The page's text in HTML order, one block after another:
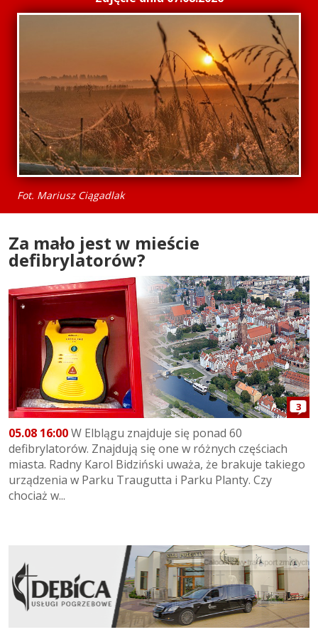
Fot. Mariusz Ciągadlak
Za mało jest w mieście
defibrylatorów?
3
05.08 16:00W Elblągu znajduje się ponad 60
defibrylatorów. Znajdują się one w różnych częściach
miasta. Radny Karol Bidziński uważa, że brakuje takiego
urządzenia w Parku Traugutta i Parku Planty. Czy
chociaż w...